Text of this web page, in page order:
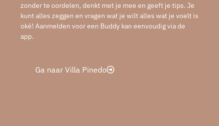
zonder te oordelen, denkt met je mee en geeft je tips. Je
kunt alles zeggen en vragen wat je wilt alles wat je voelt is
oké! Aanmelden voor een Buddy kan eenvoudig via de
app.
Ga naar Villa Pinedo